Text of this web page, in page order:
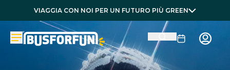
VIAGGIA CON NOI PER UN FUTURO PIÙ GREEN